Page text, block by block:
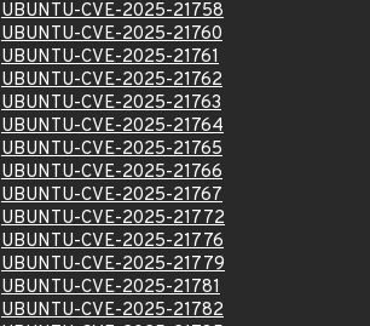
UBUNTU-CVE-2025-21758
UBUNTU-CVE-2025-21760
UBUNTU-CVE-2025-21761
UBUNTU-CVE-2025-21762
UBUNTU-CVE-2025-21763
UBUNTU-CVE-2025-21764
UBUNTU-CVE-2025-21765
UBUNTU-CVE-2025-21766
UBUNTU-CVE-2025-21767
UBUNTU-CVE-2025-21772
UBUNTU-CVE-2025-21776
UBUNTU-CVE-2025-21779
UBUNTU-CVE-2025-21781
UBUNTU-CVE-2025-21782